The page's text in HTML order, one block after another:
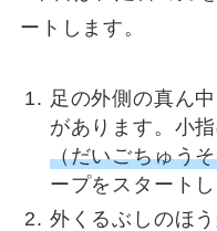
ートします。
足の外側の真ん
があります。小
（だいごちゅう
ープをスタートし
外くるぶしのほ